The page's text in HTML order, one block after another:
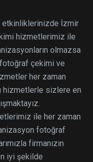
etkinliklerinizde İzmir
hizmetlerimiz ile
olmazsa
fotoğraf çekimi ve
her zaman
hizmetlerle sizlere en
ile her zaman
fotoğraf
firmanızın
iyi şekilde